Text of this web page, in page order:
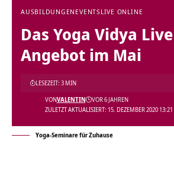
AUSBILDUNGEN EVENTSLIVE ONLINE
Das Yoga Vidya
Angebot im Mai
ZULETZT AKTUALISIERT: 15. DEZEMBER 2020 13:21
VONVALENTIN VOR 6 JAHREN
LESEZEIT: 3 MIN
Yoga-Seminare für Zuhause